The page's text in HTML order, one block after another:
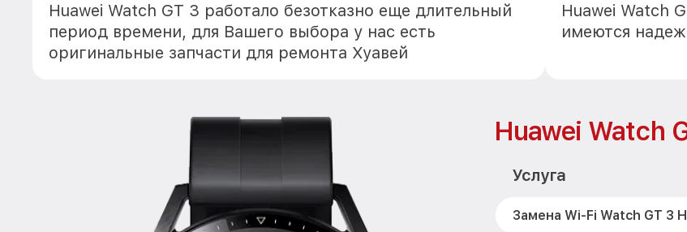
Huawei Watch GT 3 работало безотказно еще длительный
период времени, для Вашего выбора у нас есть
оригинальные запчасти для ремонта Хуавей
Huawei Watch
имеются
Huawei Watch
Услуга
Замена Wi-Fi Watch GT 3